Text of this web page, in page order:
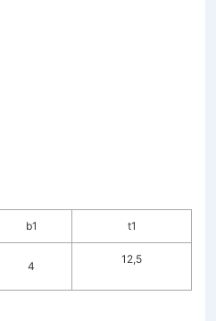
b1 t1
4
12,5